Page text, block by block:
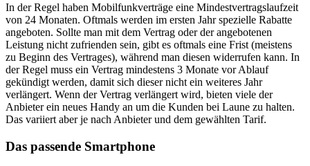
In der Regel haben Mobilfunkverträge eine Mindestvertragslaufzeit
von 24 Monaten. Oftmals werden im ersten Jahr spezielle Rabatte
angeboten. Sollte man mit dem Vertrag oder der angebotenen
Leistung nicht zufrienden sein, gibt es oftmals eine Frist (meistens
zu Beginn des Vertrages), während man diesen widerrufen kann. In
der Regel muss ein Vertrag mindestens 3 Monate vor Ablauf
gekündigt werden, damit sich dieser nicht ein weiteres Jahr
verlängert. Wenn der Vertrag verlängert wird, bieten viele der
Anbieter ein neues Handy an um die Kunden bei Laune zu halten.
Das variiert aber je nach Anbieter und dem gewählten Tarif.
Das passende Smartphone